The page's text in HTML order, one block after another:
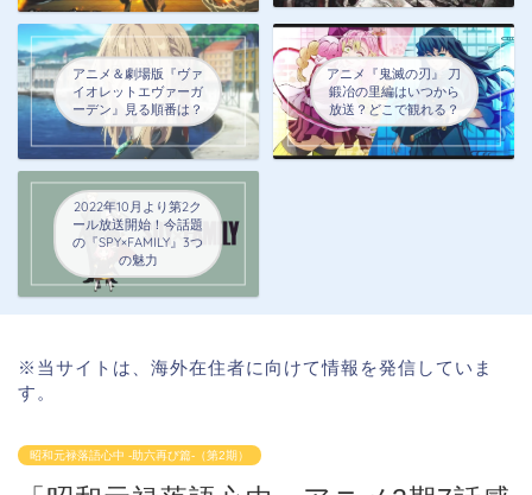
アニメ＆劇場版『ヴァ
イオレットエヴァーガ
ーデン』見る順番は？
アニメ『鬼滅の刃』 刀
鍛冶の里編はいつから
放送？どこで観れる？
2022年10月より第2ク
ール放送開始！今話題
の『SPY×FAMILY』3つ
の魅力
※当サイトは、海外在住者に向けて情報を発信していま
す。
昭和元禄落語心中 -助六再び篇-（第2期）